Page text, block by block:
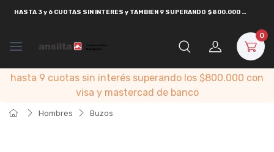
HASTA 3 y 6 CUOTAS SIN INTERES y TAMBIEN 9 SUPERANDO $800.000 CON
0
hasta 9 cuotas sin interés superando los $800.000 con
visa y mastercad de banco
Hombres Buzos